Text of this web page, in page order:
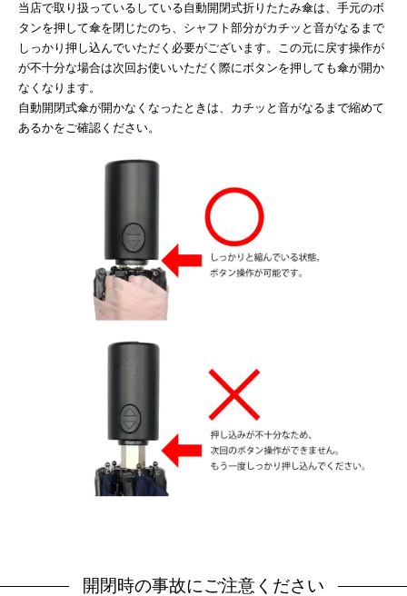
当店で取り扱っているしている自動開閉式折りたたみ傘は、手元のボ
タンを押して傘を閉じたのち、シャフト部分がカチッと音がなるまで
しっかり押し込んでいただく必要がございます。この元に戻す操作が
が不十分な場合は次回お使いいただく際にボタンを押しても傘が開か
なくなります。
自動開閉式傘が開かなくなったときは、カチッと音がなるまで縮めて
あるかをご確認ください。
開閉時の事故にご注意ください